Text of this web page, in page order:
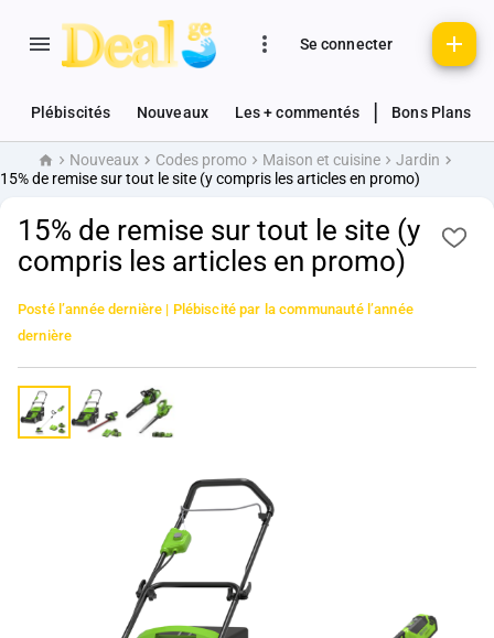
Se connecter
Plébiscités Nouveaux Les + commentés Bons Plans
AccueilNouveaux Codes promo Maison et cuisine
Jardin
15% de remise sur tout le site (y compris les articles en promo)
15% de remise sur tout le site (y
compris les articles en promo)
Posté l’année dernière | Plébiscité par la communauté l’année
dernière